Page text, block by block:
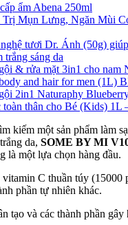
ẩm Abena 250ml
Trị Mụn Lưng, Ngăn Mùi
tươi Dr. Ánh (50g)
trắng sáng da
& rửa mặt 3in1 cho nam
and hair for men (1L)
2in1 Naturaphy
toàn thân cho Bé (Kids) 1L
kiếm một sản phẩm làm
da, SOME BY MI
là một lựa chọn hàng đầu.
vitamin C thuần túy (15000
phần tự nhiên khác.
tạo và các thành phần gây